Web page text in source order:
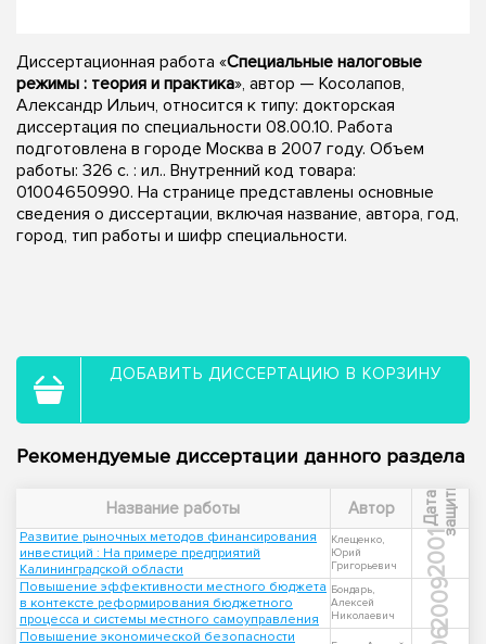
Диссертационная работа «Специальные налоговые
режимы : теория и практика», автор — Косолапов,
Александр Ильич, относится к типу: докторская
диссертация по специальности 08.00.10. Работа
подготовлена в городе Москва в 2007 году. Объем
работы: 326 с. : ил.. Внутренний код товара:
01004650990. На странице представлены основные
сведения о диссертации, включая название, автора, год,
город, тип работы и шифр специальности.
ДОБАВИТЬ ДИССЕРТАЦИЮ В КОРЗИНУ
Рекомендуемые диссертации данного раздела
Название работы Автор Д
а
т
а
з
а
щ
и
т ы
Развитие рыночных методов финансирования
инвестиций : На примере предприятий
Калининградской области
Клещенко,
Юрий
Григорьевич
2001
Повышение эффективности местного бюджета
в контексте реформирования бюджетного
процесса и системы местного самоуправления
Бондарь,
Алексей
Николаевич
2009
Повышение экономической безопасности